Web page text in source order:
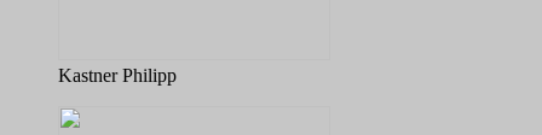
Kastner Philipp